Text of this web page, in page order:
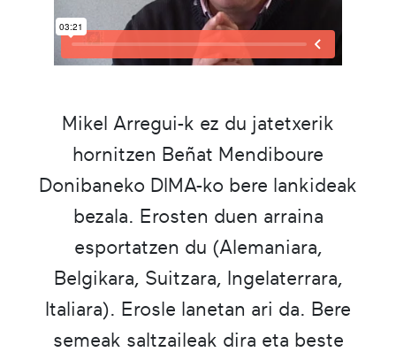
Mikel Arregui-k ez du jatetxerik
hornitzen Beñat Mendiboure
Donibaneko DIMA-ko bere lankideak
bezala. Erosten duen arraina
esportatzen du (Alemaniara,
Belgikara, Suitzara, Ingelaterrara,
Italiara). Erosle lanetan ari da. Bere
semeak saltzaileak dira eta beste